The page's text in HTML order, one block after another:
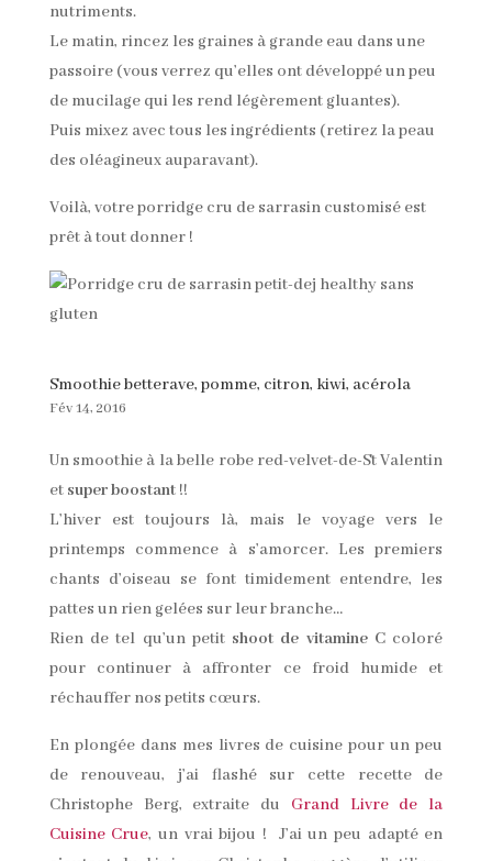
nutriments.
Le matin, rincez les graines à grande eau dans une
passoire (vous verrez qu’elles ont développé un peu
de mucilage qui les rend légèrement gluantes).
Puis mixez avec tous les ingrédients (retirez la peau
des oléagineux auparavant).
Voilà, votre porridge cru de sarrasin customisé est
prêt à tout donner !
Smoothie betterave, pomme, citron, kiwi, acérola
Fév 14, 2016
Un smoothie à la belle robe red-velvet-de-St Valentin
et super boostant!!
L’hiver est toujours là, mais le voyage vers le
printemps commence à s’amorcer. Les premiers
chants d’oiseau se font timidement entendre, les
pattes un rien gelées sur leur branche…
Rien de tel qu’un petitshoot de vitamine Ccoloré
pour continuer à affronter ce froid humide et
réchauffer nos petits cœurs.
En plongée dans mes livres de cuisine pour un peu
de renouveau, j’ai flashé sur cette recette de
Christophe Berg, extraite du Grand Livre de la
Cuisine Crue, un vrai bijou ! J’ai un peu adapté en